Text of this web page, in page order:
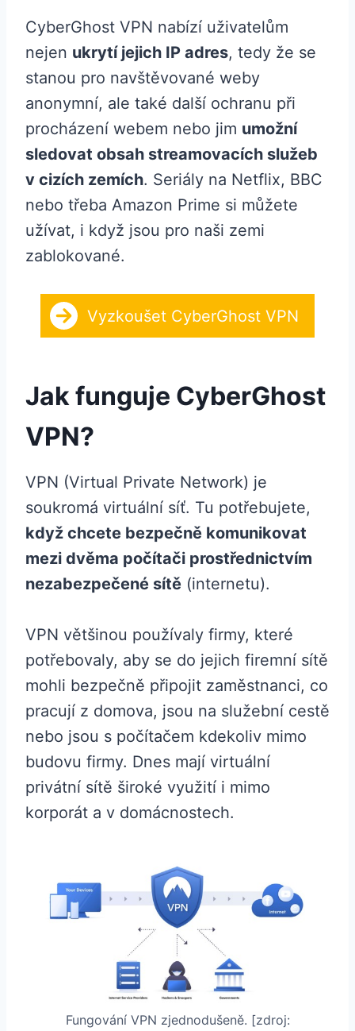
CyberGhost VPN nabízí uživatelům
nejen ukrytí jejich IP adres, tedy že se
stanou pro navštěvované weby
anonymní, ale také další ochranu při
procházení webem nebo jim umožní
sledovat obsah streamovacích služeb
v cizích zemích. Seriály na Netflix, BBC
nebo třeba Amazon Prime si můžete
užívat, i když jsou pro naši zemi
zablokované.
Vyzkoušet CyberGhost VPN
Jak funguje CyberGhost
VPN?
VPN (Virtual Private Network) je
soukromá virtuální síť. Tu potřebujete,
když chcete bezpečně komunikovat
mezi dvěma počítači prostřednictvím
nezabezpečené sítě (internetu).
VPN většinou používaly firmy, které
potřebovaly, aby se do jejich firemní sítě
mohli bezpečně připojit zaměstnanci, co
pracují z domova, jsou na služební cestě
nebo jsou s počítačem kdekoliv mimo
budovu firmy. Dnes mají virtuální
privátní sítě široké využití i mimo
korporát a v domácnostech.
Fungování VPN zjednodušeně. [zdroj: